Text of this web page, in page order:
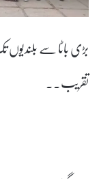
بڑی باٹا سے بلندیوں
تقریب۔۔